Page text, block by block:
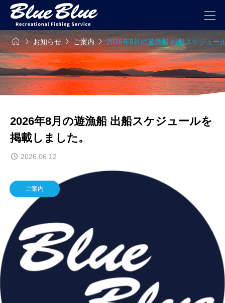
お知らせご案内2026年8月の遊漁船 出船スケジュー
2026年8月の遊漁船 出船スケジュールを
掲載しました。
2026.06.12
ご案内